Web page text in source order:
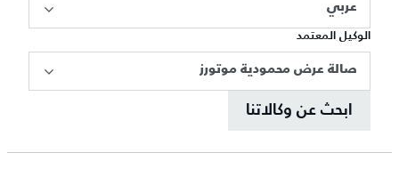
عربي
الوكيل المعتمد
صالة عرض محمودية موتورز
ابحث عن وكالاتنا